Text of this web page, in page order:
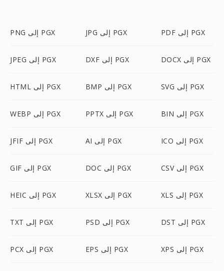
PNG إلى PGX JPG إلى PGX PDF إلى PGX
JPEG إلى PGX DXF إلى PGX DOCX إلى PGX
HTML إلى PGX BMP إلى PGX SVG إلى PGX
WEBP إلى PGX PPTX إلى PGX BIN إلى PGX
JFIF إلى PGX AI إلى PGX ICO إلى PGX
GIF إلى PGX DOC إلى PGX CSV إلى PGX
HEIC إلى PGX XLSX إلى PGX XLS إلى PGX
TXT إلى PGX PSD إلى PGX DST إلى PGX
PCX إلى PGX EPS إلى PGX XPS إلى PGX